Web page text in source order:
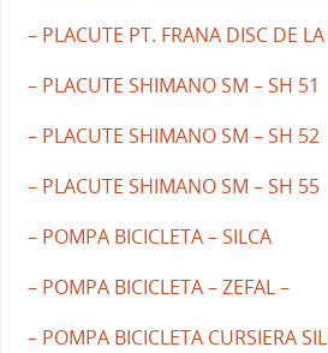
– PLACUTE PT. FRANA DISC DE LA
– PLACUTE SHIMANO SM – SH 51
– PLACUTE SHIMANO SM – SH 52
– PLACUTE SHIMANO SM – SH 55
– POMPA BICICLETA – SILCA
– POMPA BICICLETA – ZEFAL –
– POMPA BICICLETA CURSIERA